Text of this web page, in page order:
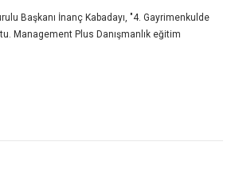
Başkanı İnanç Kabadayı, "4. Gayrimenkulde
Management Plus Danışmanlık eğitim